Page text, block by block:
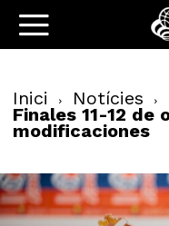
Inici Notícies
Finales 11-12 de
modificaciones